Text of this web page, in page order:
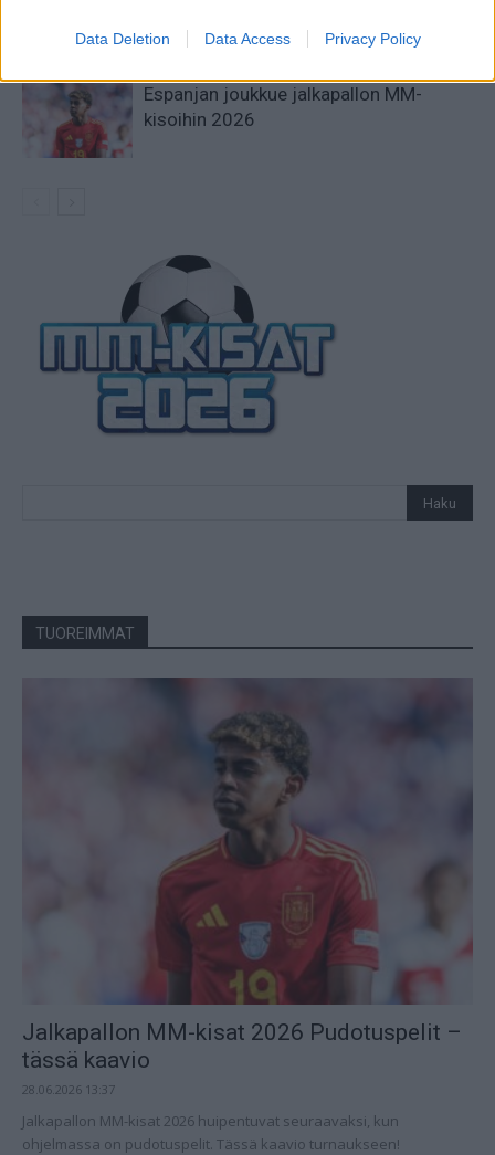
Data Deletion Data Access Privacy Policy
Espanjan joukkue jalkapallon MM-
kisoihin 2026
TUOREIMMAT
Jalkapallon MM-kisat 2026 Pudotuspelit –
tässä kaavio
28.06.2026 13:37
Jalkapallon MM-kisat 2026 huipentuvat seuraavaksi, kun
ohjelmassa on pudotuspelit. Tässä kaavio turnaukseen!